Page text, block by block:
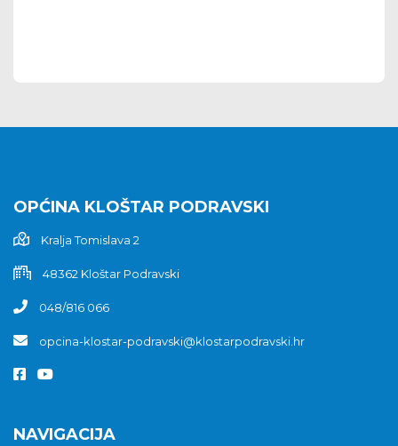
OPĆINA KLOŠTAR PODRAVSKI
Kralja Tomislava 2
48362 Kloštar Podravski
048/816 066
opcina-klostar-podravski@klostarpodravski.hr
NAVIGACIJA